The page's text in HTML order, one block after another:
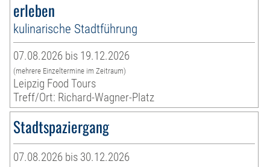
erleben
kulinarische Stadtführung
07.08.2026 bis 19.12.2026
(mehrere Einzeltermine im Zeitraum)
Leipzig Food Tours
Treff/Ort: Richard-Wagner-Platz
Stadtspaziergang
07.08.2026 bis 30.12.2026